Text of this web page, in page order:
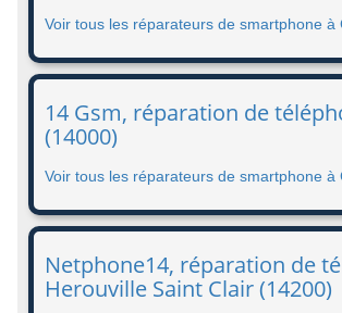
Voir tous les réparateurs de smartphone à
14 Gsm, réparation de
(14000)
Voir tous les réparateurs de smartphone à
Netphone14, réparation de
Herouville Saint Clair (14200)